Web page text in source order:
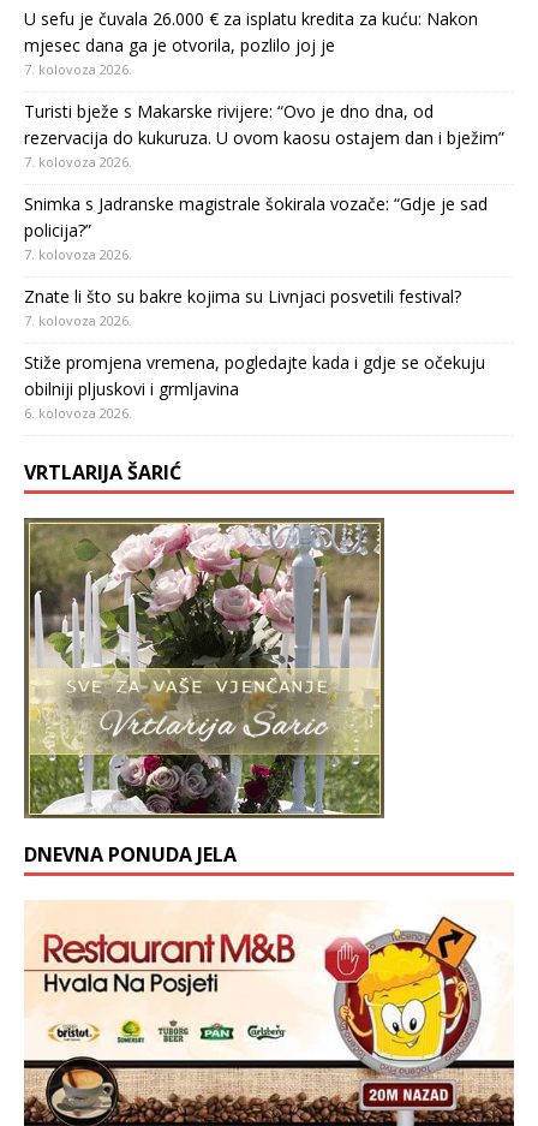
U sefu je čuvala 26.000 € za isplatu kredita za kuću: Nakon
mjesec dana ga je otvorila, pozlilo joj je
7. kolovoza 2026.
Turisti bježe s Makarske rivijere: “Ovo je dno dna, od
rezervacija do kukuruza. U ovom kaosu ostajem dan i bježim”
7. kolovoza 2026.
Snimka s Jadranske magistrale šokirala vozače: “Gdje je sad
policija?”
7. kolovoza 2026.
Znate li što su bakre kojima su Livnjaci posvetili festival?
7. kolovoza 2026.
Stiže promjena vremena, pogledajte kada i gdje se očekuju
obilniji pljuskovi i grmljavina
6. kolovoza 2026.
VRTLARIJA ŠARIĆ
DNEVNA PONUDA JELA